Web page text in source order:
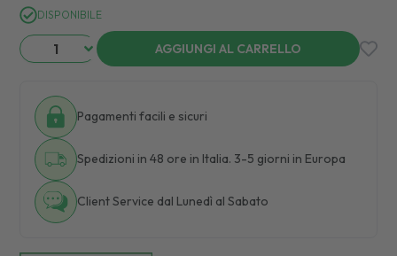
DISPONIBILE
AGGIUNGI AL CARRELLO
Pagamenti facili e sicuri
Spedizioni in 48 ore in Italia. 3-5 giorni in Europa
Client Service dal Lunedì al Sabato